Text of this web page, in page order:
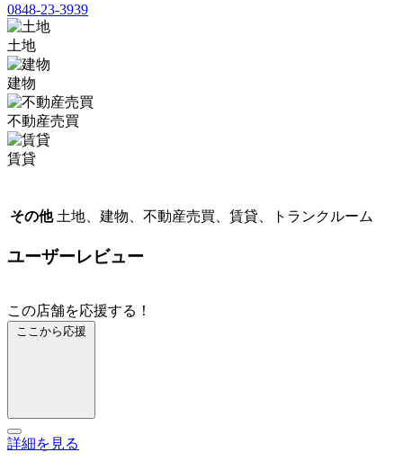
0848-23-3939
土地
建物
不動産売買
賃貸
その他 土地、建物、不動産売買、賃貸、トランクルーム
ユーザーレビュー
この店舗を応援する！
ここから応援
詳細を見る